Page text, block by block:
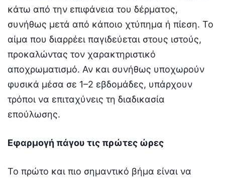
κάτω από την επιφάνεια του δέρματος,
συνήθως μετά από κάποιο χτύπημα ή πίεση. Το
αίμα που διαρρέει παγιδεύεται στους ιστούς,
προκαλώντας τον χαρακτηριστικό
αποχρωματισμό. Αν και συνήθως υποχωρούν
φυσικά μέσα σε 1–2 εβδομάδες, υπάρχουν
τρόποι να επιταχύνεις τη διαδικασία
επούλωσης.
Εφαρμογή πάγου τις πρώτες ώρες
Το πρώτο και πιο σημαντικό βήμα είναι να